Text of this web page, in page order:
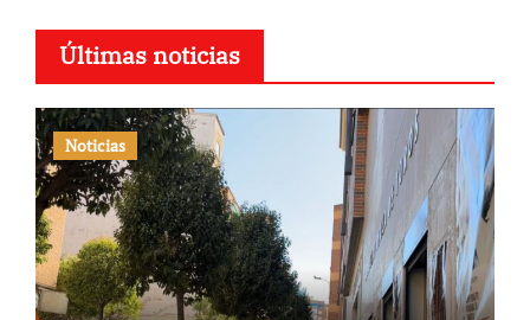
Últimas noticias
Noticias